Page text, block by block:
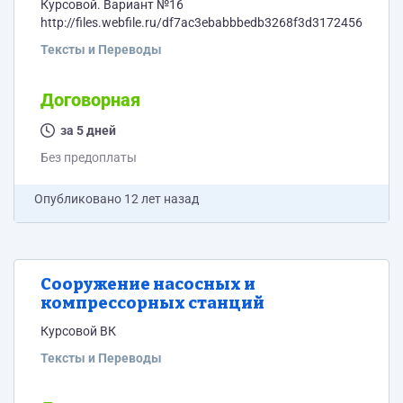
Курсовой. Вариант №16
http://files.webfile.ru/df7ac3ebabbbedb3268f3d3172456ac9
Тексты и Переводы
Договорная
за 5 дней
Без предоплаты
Опубликовано 12 лет назад
Сооружение насосных и
компрессорных станций
Курсовой ВК
Тексты и Переводы